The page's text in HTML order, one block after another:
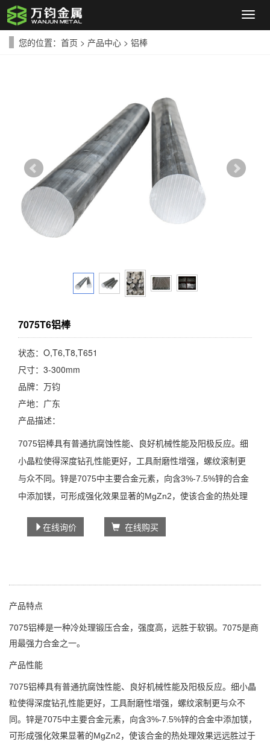
导
航
您的位置： 首页 > 产品中心 > 铝棒
7075T6铝棒
状态：O,T6,T8,T651
尺寸：3-300mm
品牌：万钧
产地：广东
产品描述：
7075铝棒具有普通抗腐蚀性能、良好机械性能及阳极反应。细
小晶粒使得深度钻孔性能更好，工具耐磨性增强，螺纹滚制更
与众不同。锌是7075中主要合金元素，向含3%-7.5%锌的合金
中添加镁，可形成强化效果显著的MgZn2，使该合金的热处理
拉强度会得到进一步的提高，但其抗应力腐蚀和抗剥落腐蚀的
T651铝合金尤为上品，被誉为铝合金中最优良的产品，强度
高、远胜任何软钢。此合金并具有良好机械性及阳极反应。
在线询价 在线购买
产品特点
7075铝棒是一种冷处理锻压合金，强度高，远胜于软钢。7075是商
用最强力合金之一。
产品性能
7075铝棒具有普通抗腐蚀性能、良好机械性能及阳极反应。细小晶
粒使得深度钻孔性能更好，工具耐磨性增强，螺纹滚制更与众不
同。锌是7075中主要合金元素，向含3%-7.5%锌的合金中添加镁，
可形成强化效果显著的MgZn2，使该合金的热处理效果远远胜过于